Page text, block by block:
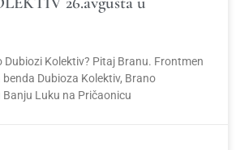
Dubiozi Kolektiv? Pitaj Branu. Frontmen
Dubioza Kolektiv, Brano
Luku na Pričaonicu